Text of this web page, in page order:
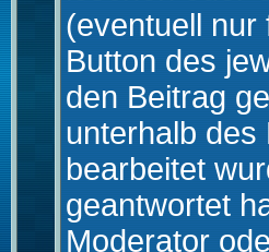
(eventuell
Button des
den Beitrag
unterhalb des
bearbeitet
geantwortet
Moderator